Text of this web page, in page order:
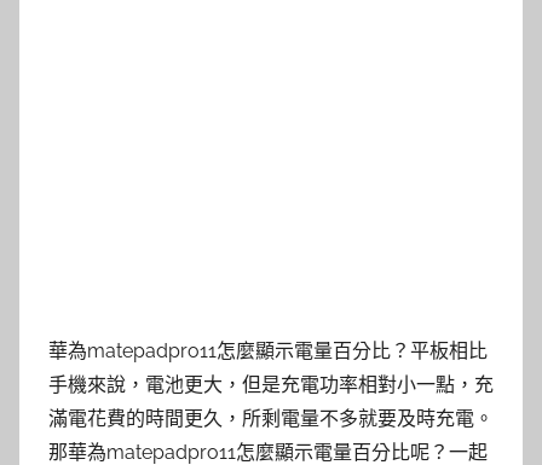
華為matepadpro11怎麼顯示電量百分比？平板相比
手機來說，電池更大，但是充電功率相對小一點，充
滿電花費的時間更久，所剩電量不多就要及時充電。
那華為matepadpro11怎麼顯示電量百分比呢？一起